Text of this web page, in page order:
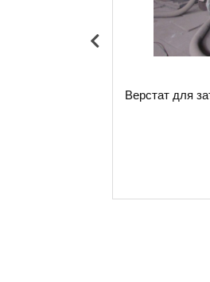
Верстат для